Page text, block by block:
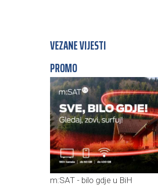
VEZANE VIJESTI
PROMO
m:SAT - bilo gdje u BiH